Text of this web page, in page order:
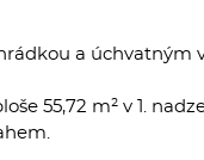
a úchvatným
55,72 m² v 1.